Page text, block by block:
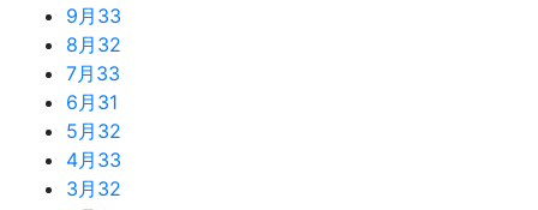
9月 33
8月 32
7月 33
6月 31
5月 32
4月 33
3月 32